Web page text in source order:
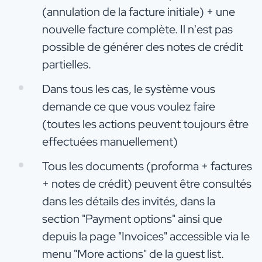
(annulation de la facture initiale) + une
nouvelle facture complète. Il n'est pas
possible de générer des notes de crédit
partielles.
Dans tous les cas, le système vous
demande ce que vous voulez faire
(toutes les actions peuvent toujours être
effectuées manuellement)
Tous les documents (proforma + factures
+ notes de crédit) peuvent être consultés
dans les détails des invités, dans la
section "Payment options" ainsi que
depuis la page "Invoices" accessible via le
menu "More actions" de la guest list.